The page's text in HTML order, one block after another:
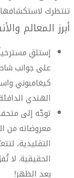
تنتظرك
أبرز المعالم
إستلقِ
على جوانب
كيغامبوني
الهندي
توجّه إلى
معروضاته من
التقليدية،
الحقيقية. لا
بعد الظهر!